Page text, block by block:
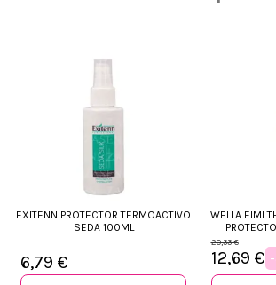
EXITENN PROTECTOR TERMOACTIVO
SEDA 100ML
6,79 €
WELLA EIMI
20,33 €
12,69 €